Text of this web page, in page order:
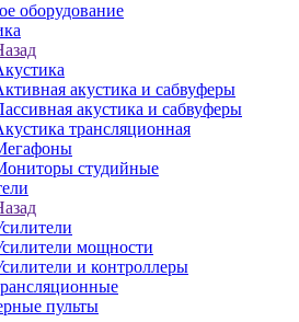
оборудование
акустика и сабвуферы
акустика и сабвуферы
трансляционная
студийные
мощности
и контроллеры
пульты